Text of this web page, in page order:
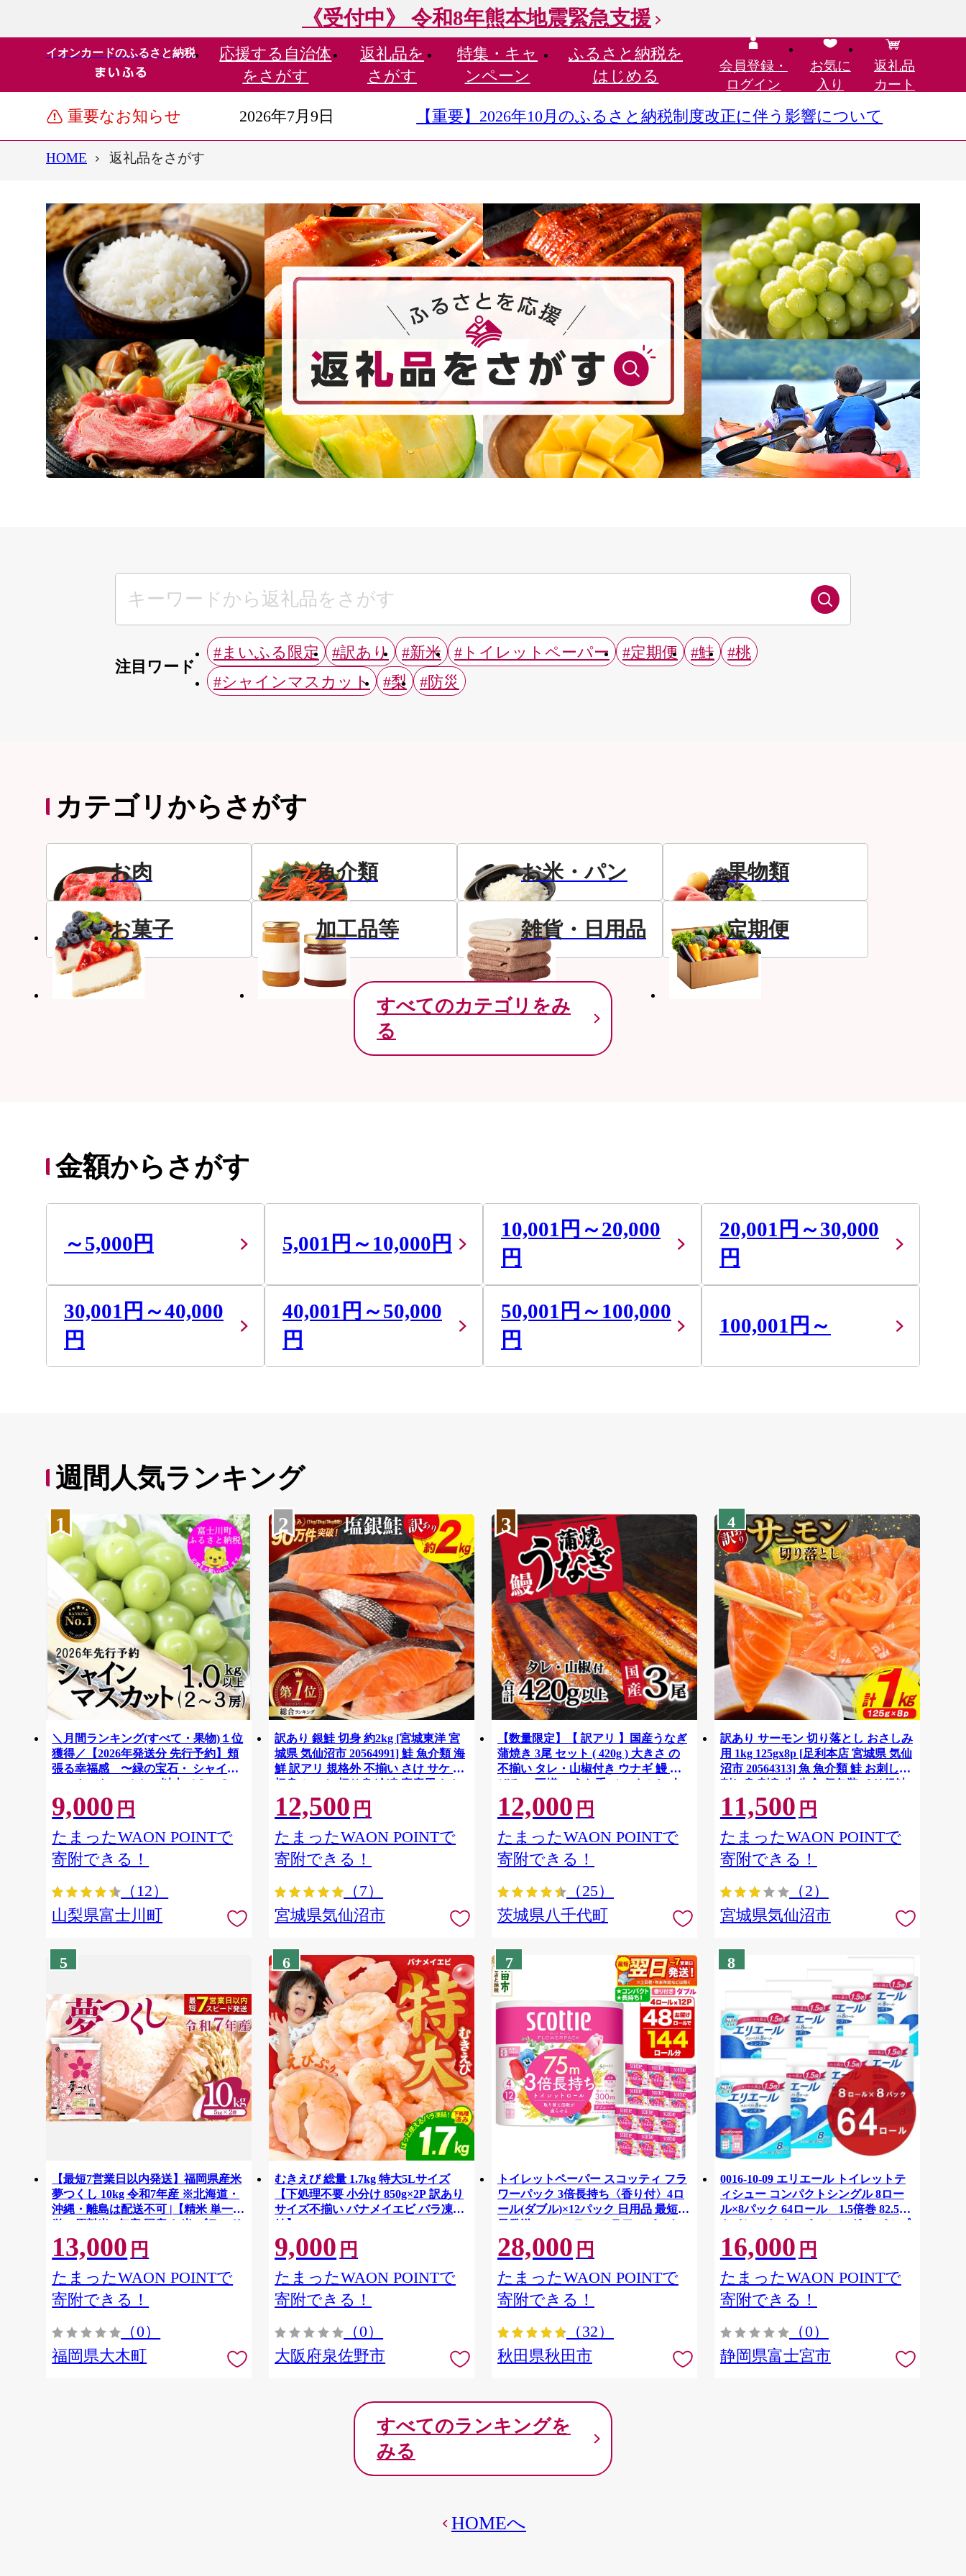
《受付中》 令和8年熊本地震緊急支援
イオンカードのふるさと納税 応援する 自治体
をさがす
返礼品を
さがす
特集・ キャ
ンペーン
ふるさと納税を
はじめる
会員登録・
ログイン
お気に
入り
返礼品
カート
重要なお知らせ 2026年7月9日 【重要】2026年10月のふるさと納税制度改正に伴う影響について
HOME 返礼品をさがす
注目ワード
#まいふる限定 #訳あり #新米 #トイレットペーパー #定期便 #鮭
#桃
#シャインマスカット
#梨 #防災
カテゴリからさがす
お肉 魚介類 お米・パン 果物類
お菓子 加工品等 雑貨・日用品 定期便
すべてのカテゴリをみ
る
金額からさがす
～5,000円 5,001円～10,000円
10,001円～20,000
円
20,001円～30,000
円
30,001円～40,000
円
40,001円～50,000
円
50,001円～100,000
円
100,001円～
週間人気ランキング
1
＼月間ランキング(すべて・果物)１位
獲得／【2026年発送分 先行予約】頬
張る幸福感 〜緑の宝石・ シャイン
マスカット 〜 １ｋｇ以上（２〜３
房） フルーツ 山梨県産 果物 くだも
の シャイン マスカット ぶどう ブド
ウ 葡萄 大粒 種なし 先行予約 富士川
町 10000円 一万円 9000円 九千円
9,000 円
たまったWAON POINTで
寄附できる！
（12）
山梨県富士川町
2
訳あり 銀鮭 切身 約2kg [宮城東洋 宮
城県 気仙沼市 20564991] 鮭 魚介類 海
鮮 訳アリ 規格外 不揃い さけ サケ 鮭
切身 シャケ 切り身 冷凍 家庭用 おか
ず 弁当 支援 サーモン 銀鮭切り身 魚
わけあり
12,500 円
たまったWAON POINTで
寄附できる！
（7）
宮城県気仙沼市
3
【数量限定】【 訳アリ 】国産うなぎ
蒲焼き 3尾 セット ( 420g ) 大きさ の
不揃い タレ・山椒付き ウナギ 鰻 ふ
ぞろい 不揃い うな重 ひつまぶし 人
気 茨城 八千代町 ふるさと納税 冷凍
[SF951ya]
12,000 円
たまったWAON POINTで
寄附できる！
（25）
茨城県八千代町
4
訳あり サーモン 切り落とし おさしみ
用 1kg 125gx8p [足利本店 宮城県 気仙
沼市 20564313] 魚 魚介類 鮭 お刺し身
刺し身 刺身 生 生食 個包装 チリ銀鮭
銀鮭 海鮮 海鮮丼 魚介
11,500 円
たまったWAON POINTで
寄附できる！
（2）
宮城県気仙沼市
5
【最短7営業日以内発送】福岡県産米
夢つくし 10kg 令和7年産 ※北海道・
沖縄・離島は配送不可 |【精米 単一米
単一原料米 7年産 国産 お米 ブランド
米 5kg × 2 ゆめつくし】CY009_01
13,000 円
たまったWAON POINTで
寄附できる！
（0）
福岡県大木町
6
むきえび 総量 1.7kg 特大5Lサイズ
【下処理不要 小分け 850g×2P 訳あり
サイズ不揃い バナメイエビ バラ凍
結】 G4142
9,000 円
たまったWAON POINTで
寄附できる！
（0）
大阪府泉佐野市
7
トイレットペーパー スコッティ フラ
ワーパック 3倍長持ち〈香り付〉4ロ
ール(ダブル)×12パック 日用品 最短翌
日発送 [スコッティ フラワーパック
トイレットペーパー 日本製紙クレシ
ア] 秋田県秋田市
28,000 円
たまったWAON POINTで
寄附できる！
（32）
秋田県秋田市
8
0016-10-09 エリエール トイレットテ
ィシュー コンパクトシングル 8ロー
ル×8パック 64ロール 1.5倍巻 82.5m
トイレットペーパー シングル パルプ
100％ 香りつき 日用品 消耗品 備蓄
16,000 円
たまったWAON POINTで
寄附できる！
（0）
静岡県富士宮市
すべてのランキングを
みる
HOMEへ